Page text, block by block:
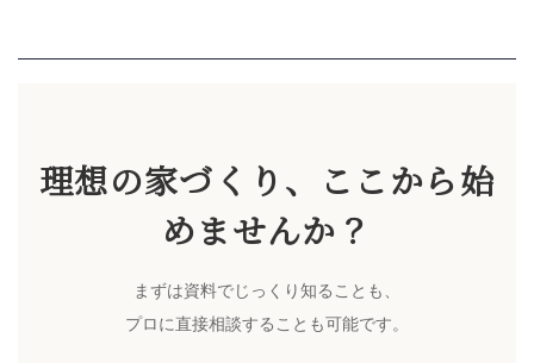
理想の家づくり、ここから始
めませんか？
まずは資料でじっくり知ることも、
プロに直接相談することも可能です。